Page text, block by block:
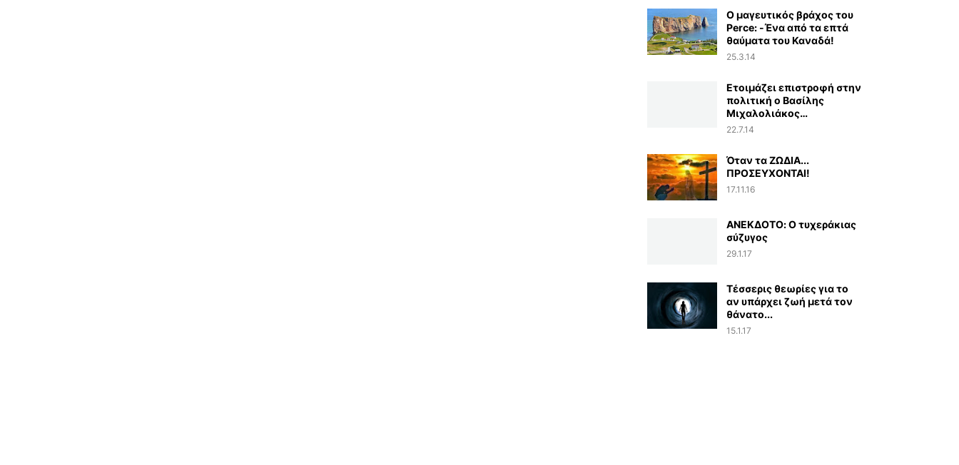
Ο μαγευτικός βράχος του
Perce: -Ένα από τα επτά
θαύματα του Καναδά!
25.3.14
Ετοιμάζει επιστροφή στην
πολιτική ο Βασίλης
Μιχαλολιάκος…
22.7.14
Όταν τα ΖΩΔΙΑ...
ΠΡΟΣΕΥΧΟΝΤΑΙ!
17.11.16
ΑΝΕΚΔΟΤΟ: Ο τυχεράκιας
σύζυγος
29.1.17
Τέσσερις θεωρίες για το
αν υπάρχει ζωή μετά τον
θάνατο...
15.1.17